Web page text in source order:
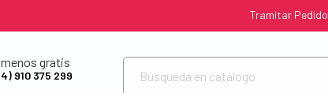
Tramitar Pedido
gratis
910 375 299